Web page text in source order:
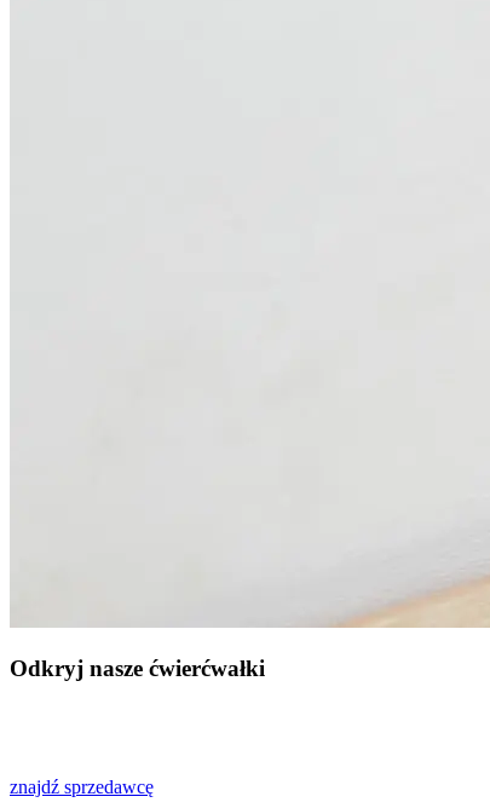
Odkryj nasze ćwierćwałki
znajdź sprzedawcę